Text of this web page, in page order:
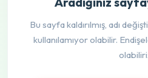
Bu sayfa kaldırılmış, adı
kullanılamıyor olabilir.